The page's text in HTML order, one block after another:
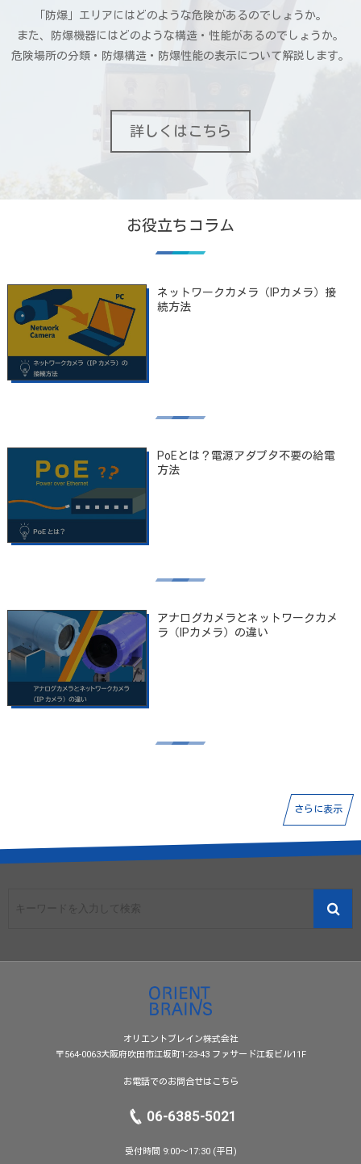
「防爆」エリアにはどのような危険があるのでしょうか。
また、防爆機器にはどのような構造・性能があるのでしょうか。
危険場所の分類・防爆構造・防爆性能の表示について解説します。
詳しくはこちら
お役立ちコラム
ネットワークカメラ（IPカメラ）接
続方法
PoEとは？電源アダプタ不要の給電
方法
アナログカメラとネットワークカメ
ラ（IPカメラ）の違い
さらに表示
オリエントブレイン株式会社
〒564-0063大阪府吹田市江坂町1-23-43 ファサード江坂ビル11F
お電話でのお問合せはこちら
06-6385-5021
受付時間 9:00〜17:30 (平日)